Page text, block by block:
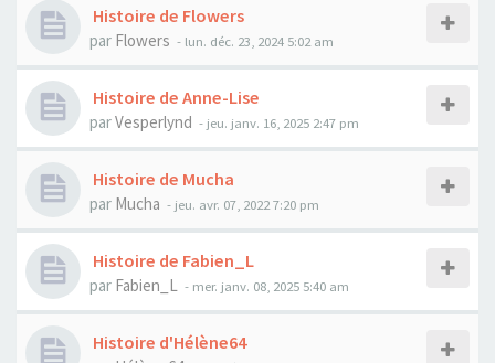
Histoire de Flowers
par Flowers - lun. déc. 23, 2024 5:02 am
Histoire de Anne-Lise
parVesperlynd - jeu. janv. 16, 2025 2:47 pm
Histoire de Mucha
par Mucha - jeu. avr. 07, 2022 7:20 pm
Histoire de Fabien_L
par Fabien_L - mer. janv. 08, 2025 5:40 am
Histoire d'Hélène64